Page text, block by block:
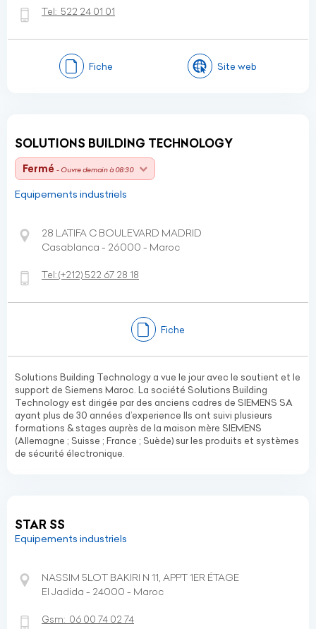
Tel: 522 24 01 01
Fiche Site web
SOLUTIONS BUILDING TECHNOLOGY
Fermé - Ouvre demain à 08:30
Equipements industriels
28 LATIFA C BOULEVARD MADRID
Casablanca - 26000 - Maroc
Tel:(+212) 522 67 28 18
Fiche
Solutions Building Technology a vue le jour avec le soutient et le
support de Siemens Maroc. La société Solutions Building
Technology est dirigée par des anciens cadres de SIEMENS SA
ayant plus de 30 années d’experience Ils ont suivi plusieurs
formations & stages auprès de la maison mère SIEMENS
(Allemagne ; Suisse ; France ; Suède) sur les produits et systèmes
de sécurité électronique.
STAR SS
Equipements industriels
NASSIM 5LOT BAKIRI N 11, APPT 1ER ÉTAGE
El Jadida - 24000 - Maroc
Gsm: 06 00 74 02 74